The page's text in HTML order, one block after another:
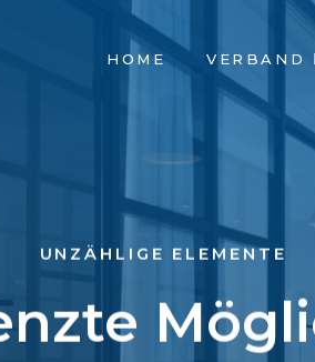
NAVIGATION
ÜBERSPRINGEN
HOME VERBAND
UNZÄHLIGE ELEMENTE